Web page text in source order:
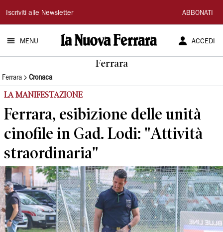
La
Nuova
Ferrara
Iscriviti alle Newsletter ABBONATI
MENU ACCEDI
Ferrara
Ferrara Cronaca
LA MANIFESTAZIONE
Ferrara, esibizione delle unità
cinofile in Gad. Lodi: "Attività
straordinaria"